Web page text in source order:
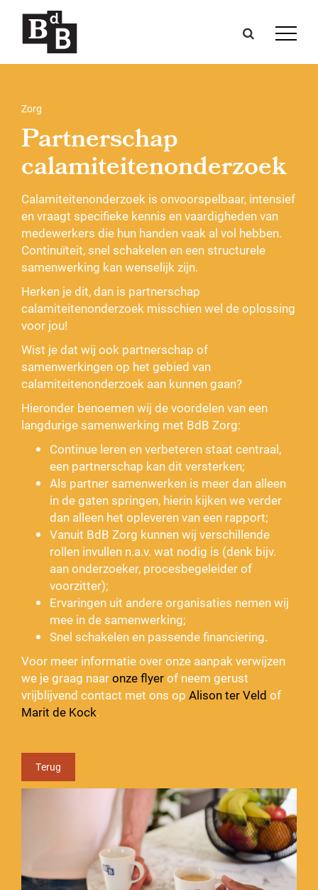
Zorg
Partnerschap
calamiteitenonderzoek
Calamiteitenonderzoek is onvoorspelbaar, intensief
en vraagt specifieke kennis en vaardigheden van
medewerkers die hun handen vaak al vol hebben.
Continuïteit, snel schakelen en een structurele
samenwerking kan wenselijk zijn.
Herken je dit, dan is partnerschap
calamiteitenonderzoek misschien wel de oplossing
voor jou!
Wist je dat wij ook partnerschap of
samenwerkingen op het gebied van
calamiteitenonderzoek aan kunnen gaan?
Hieronder benoemen wij de voordelen van een
langdurige samenwerking met BdB Zorg:
Continue leren en verbeteren staat centraal,
een partnerschap kan dit versterken;
Als partner samenwerken is meer dan alleen
in de gaten springen, hierin kijken we verder
dan alleen het opleveren van een rapport;
Vanuit BdB Zorg kunnen wij verschillende
rollen invullen n.a.v. wat nodig is (denk bijv.
aan onderzoeker, procesbegeleider of
voorzitter);
Ervaringen uit andere organisaties nemen wij
mee in de samenwerking;
Snel schakelen en passende financiering.
Voor meer informatie over onze aanpak verwijzen
we je graag naaronze flyerof neem gerust
vrijblijvend contact met ons op Alison ter Veld of
Marit de Kock.
Terug